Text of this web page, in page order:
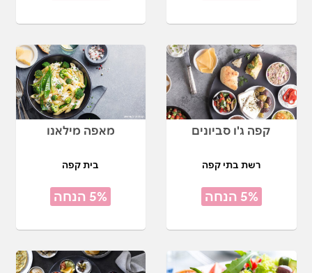
קפה ג'ו סביונים
רשת בתי קפה
5% הנחה
מאפה מילאנו
בית קפה
5% הנחה